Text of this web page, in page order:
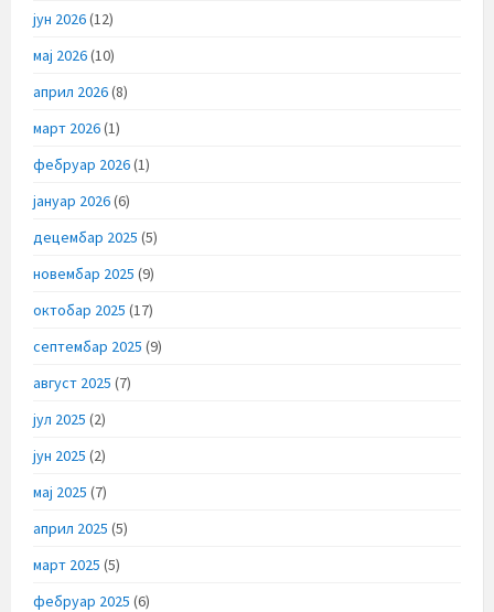
јун 2026(12)
мај 2026(10)
април 2026(8)
март 2026(1)
фебруар 2026(1)
јануар 2026(6)
децембар 2025 (5)
новембар 2025 (9)
октобар 2025 (17)
септембар 2025 (9)
август 2025 (7)
јул 2025 (2)
јун 2025 (2)
мај 2025 (7)
април 2025 (5)
март 2025 (5)
фебруар 2025 (6)